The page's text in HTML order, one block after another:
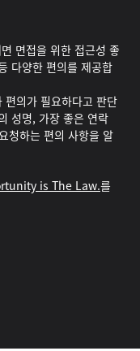
면접을 위한 접근성 좋
다양한 편의를 제공합
편의가 필요하다고 판단
성명, 가장 좋은 연락
청하는 편의 사항을 알
is The Law.를